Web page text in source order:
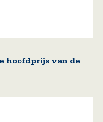
hoofdprijs van de